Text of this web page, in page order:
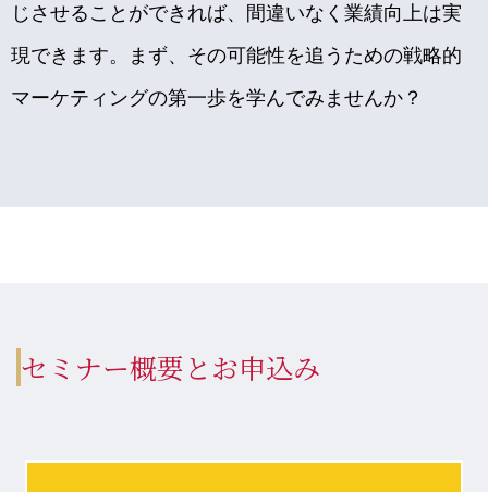
じさせることができれば、間違いなく業績向上は実
現できます。まず、その可能性を追うための戦略的
マーケティングの第一歩を学んでみませんか？
セミナー概要とお申込み